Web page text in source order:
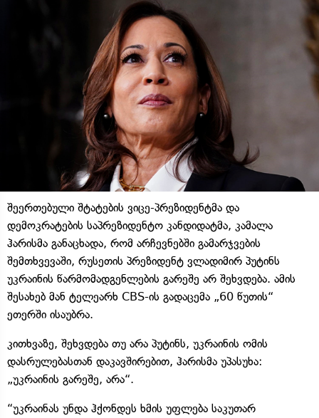
შეერთებული შტატების ვიცე-პრეზიდენტმა და
დემოკრატების საპრეზიდენტო კანდიდატმა, კამალა
ჰარისმა განაცხადა, რომ არჩევნებში გამარჯვების
შემთხვევაში, რუსეთის პრეზიდენტ ვლადიმირ პუტინს
უკრაინის წარმომადგენლების გარეშე არ შეხვდება. ამის
შესახებ მან ტელეარხ CBS-ის გადაცემა „60 წუთის“
ეთერში ისაუბრა.
კითხვაზე, შეხვდება თუ არა პუტინს, უკრაინის ომის
დასრულებასთან დაკავშირებით, ჰარისმა უპასუხა:
„უკრაინის გარეშე, არა“.
“უკრაინას უნდა ჰქონდეს ხმის უფლება საკუთარ